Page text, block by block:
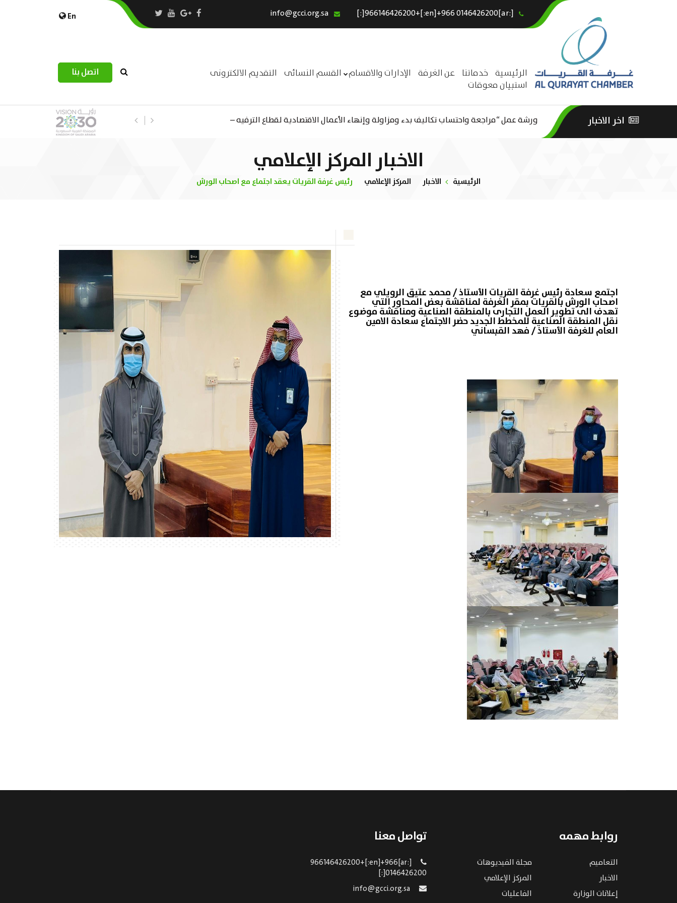
[:ar]966146426200+[:en]+966 0146426200[:]
En
الرئيسية خدماتنا عن الغرفة الإدارات والاقسام القسم النسائى التقديم الالكترونى
استبيان معوقات
اتصل بنا
الرئيسية
عن الغرفة
القسم النسائى
التقديم الالكترونى
استبيان معوقات
اخر الاخبار
ورشة عمل “مراجعة واحتساب تكاليف بدء ومزاولة وإنهاء الأعمال الاقتصادية لقطاع الترفيه –
ورشة عمل : العمـــــل الحـــــر استبيان مرصد التحديات اللوجستية
الاخبار المركز الإعلامي
الرئيسية الاخبار المركز الإعلامي رئيس غرفة القريات يعقد اجتماع مع اصحاب الورش
اجتمع سعادة رئيس غرفة القريات الأستاذ / محمد عتيق الرويلي مع
اصحاب الورش بالقريات بمقر الغرفة لمناقشة بعض المحاور التي
تهدف الى تطوير العمل التجارى بالمنطقة الصناعية ومناقشة موضوع
نقل المنطقة الصناعية للمخطط الجديد حضر الاجتماع سعادة الامين
العام للغرفة الأستاذ / فهد القبساني
روابط مهمه
التعاميم
مجلة الفيديوهات
الاخبار
المركز الإعلامي
إعلانات الوزارة
الفاعليات
تواصل معنا
[:ar]966146426200+[:en]+966
0146426200[:]